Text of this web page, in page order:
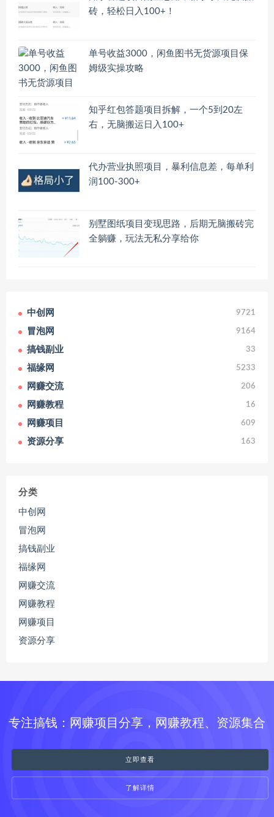
砖，轻松日入100+！
单号收益3000，闲鱼图书无货源项目保
姆级实操攻略
知乎红包答题项目拆解，一个5到20左
右，无脑搬运日入100+
代办营业执照项目，暴利信息差，每单利
润100-300+
别墅图纸项目变现思路，后期无脑搬砖完
全躺赚，玩法无私分享给你
中创网 9721
冒泡网 9164
搞钱副业 33
福缘网 5233
网赚交流 206
网赚教程 16
网赚项目 609
资源分享 163
分类
中创网
冒泡网
搞钱副业
福缘网
网赚交流
网赚教程
网赚项目
资源分享
专注搞钱：网赚项目分享，网赚教程、资源集合
立即查看
了解详情